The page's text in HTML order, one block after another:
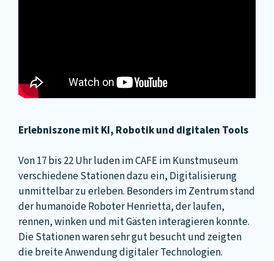
Erlebniszone mit KI, Robotik und digitalen Tools
Von 17 bis 22 Uhr luden im CAFE im Kunstmuseum
verschiedene Stationen dazu ein, Digitalisierung
unmittelbar zu erleben. Besonders im Zentrum stand
der humanoide Roboter Henrietta, der laufen,
rennen, winken und mit Gästen interagieren konnte.
Die Stationen waren sehr gut besucht und zeigten
die breite Anwendung digitaler Technologien.